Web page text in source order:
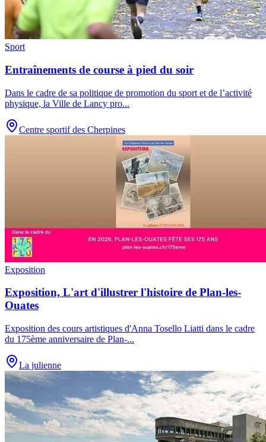
Sport
Entraînements de course à pied du soir
Dans le cadre de sa politique de promotion du sport et de l’activité
physique, la Ville de Lancy pro...
Centre sportif des Cherpines
Exposition
Exposition, L'art d'illustrer l'histoire de Plan-les-
Ouates
Exposition des cours artistiques d'Anna Tosello Liatti dans le cadre
du 175ème anniversaire de Plan-...
La julienne